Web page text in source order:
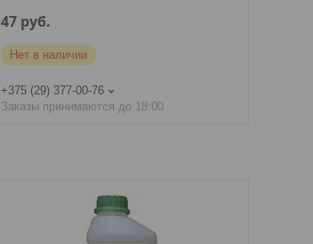
47 руб.
Нет в наличии
+375 (29) 377-00-76
Заказы принимаются до 18:00